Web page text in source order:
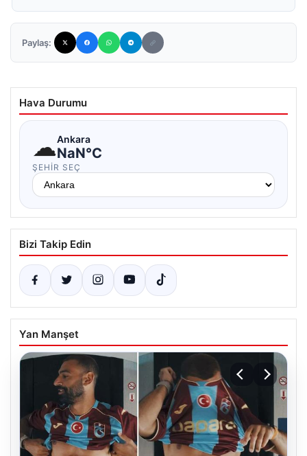
Paylaş:
Hava Durumu
☁Ankara
NaN°C
ŞEHIR SEÇ
Bizi Takip Edin
Yan Manşet